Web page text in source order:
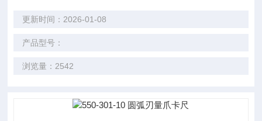
更新时间：2026-01-08
产品型号：
浏览量：2542